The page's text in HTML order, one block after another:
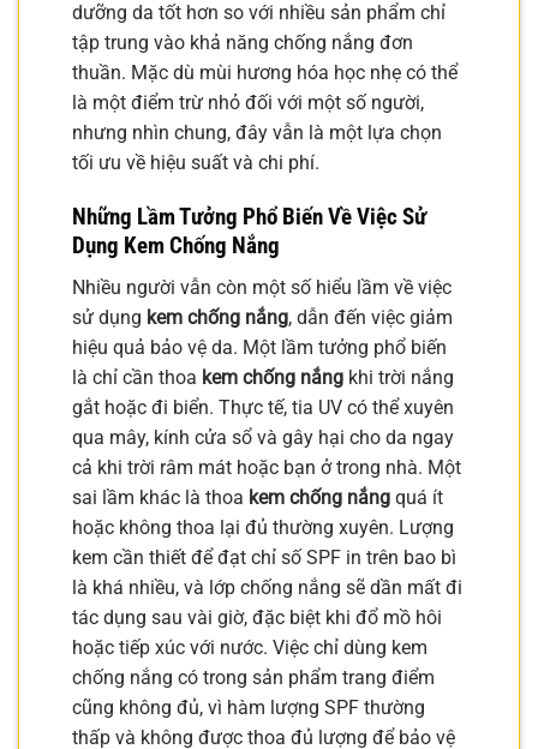
dưỡng da tốt hơn so với nhiều sản phẩm chỉ
tập trung vào khả năng chống nắng đơn
thuần. Mặc dù mùi hương hóa học nhẹ có thể
là một điểm trừ nhỏ đối với một số người,
nhưng nhìn chung, đây vẫn là một lựa chọn
tối ưu về hiệu suất và chi phí.
Những Lầm Tưởng Phổ Biến Về Việc Sử
Dụng Kem Chống Nắng
Nhiều người vẫn còn một số hiểu lầm về việc
sử dụng kem chống nắng, dẫn đến việc giảm
hiệu quả bảo vệ da. Một lầm tưởng phổ biến
là chỉ cần thoa kem chống nắng khi trời nắng
gắt hoặc đi biển. Thực tế, tia UV có thể xuyên
qua mây, kính cửa sổ và gây hại cho da ngay
cả khi trời râm mát hoặc bạn ở trong nhà. Một
sai lầm khác là thoa kem chống nắng quá ít
hoặc không thoa lại đủ thường xuyên. Lượng
kem cần thiết để đạt chỉ số SPF in trên bao bì
là khá nhiều, và lớp chống nắng sẽ dần mất đi
tác dụng sau vài giờ, đặc biệt khi đổ mồ hôi
hoặc tiếp xúc với nước. Việc chỉ dùng kem
chống nắng có trong sản phẩm trang điểm
cũng không đủ, vì hàm lượng SPF thường
thấp và không được thoa đủ lượng để bảo vệ